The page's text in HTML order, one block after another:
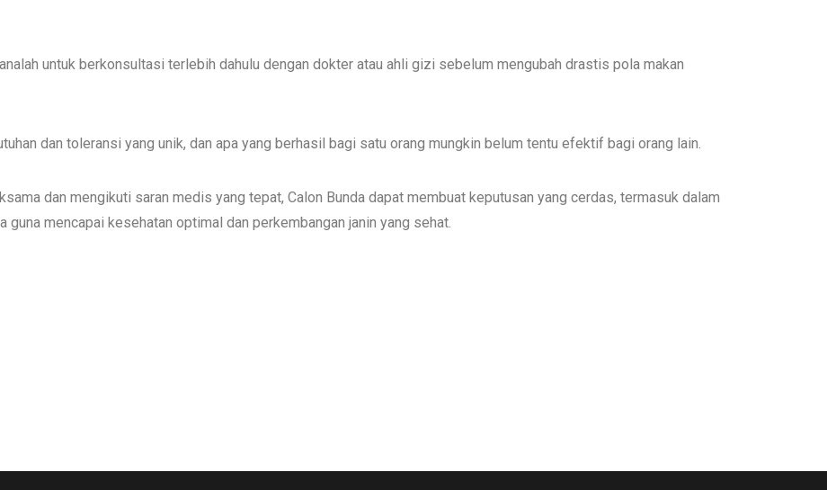
untuk berkonsultasi terlebih dahulu dengan dokter atau ahli gizi sebelum mengubah drastis pola makan
dan toleransi yang unik, dan apa yang berhasil bagi satu orang mungkin belum tentu efektif bagi orang lain.
dan mengikuti saran medis yang tepat, Calon Bunda dapat membuat keputusan yang cerdas, termasuk dalam
guna mencapai kesehatan optimal dan perkembangan janin yang sehat.